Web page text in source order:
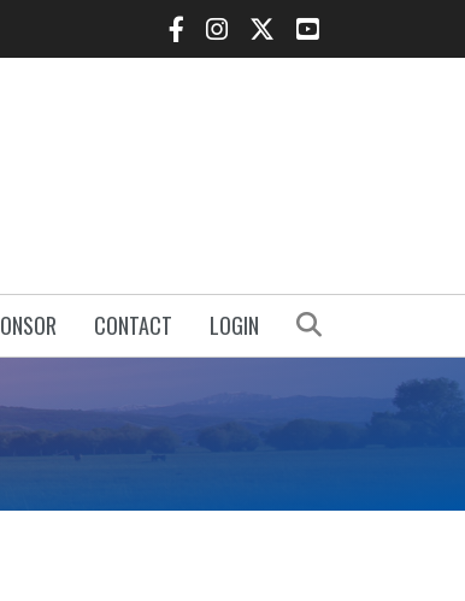
Facebook Icon
Instagram Icon
Twitter IconYouTube Icon
CONTACT LOGIN